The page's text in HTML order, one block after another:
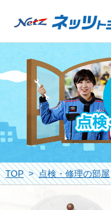
TOP 点検・修理の部屋